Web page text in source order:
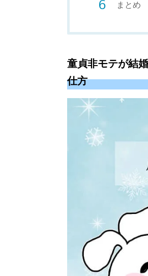
まとめ
童貞非モテが結
仕方